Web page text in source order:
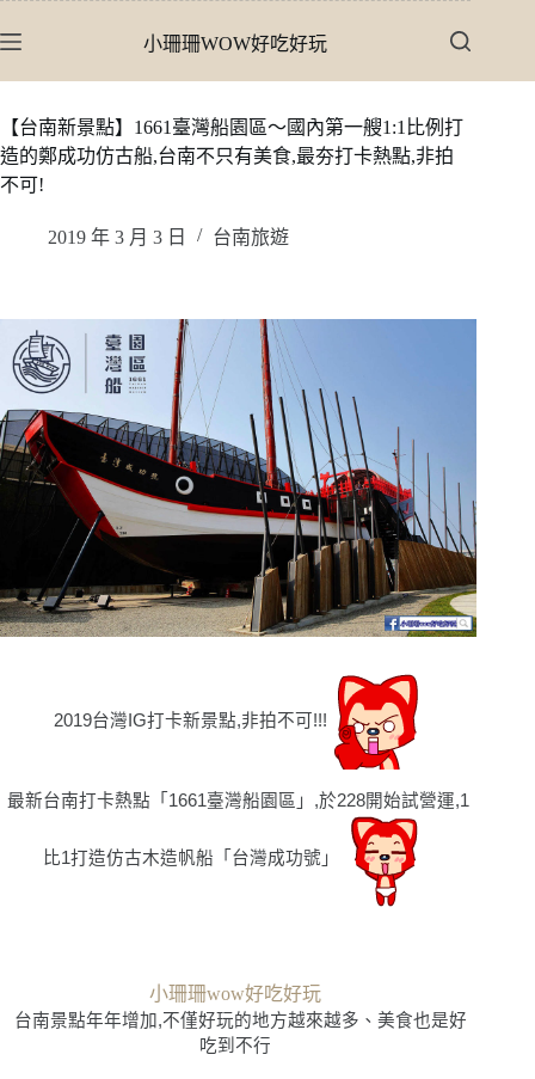
至
內
容
小珊珊WOW好吃好玩
【台南新景點】1661臺灣船園區〜國內第一艘1:1比例打
造的鄭成功仿古船,台南不只有美食,最夯打卡熱點,非拍
不可!
2019 年 3 月 3 日 台南旅遊
2019台灣IG打卡新景點,非拍不可!!!
最新台南打卡熱點「1661臺灣船園區」,於228開始試營運,1
比1打造仿古木造帆船「台灣成功號」
小珊珊wow好吃好玩
台南景點年年增加,不僅好玩的地方越來越多、美食也是好
吃到不行